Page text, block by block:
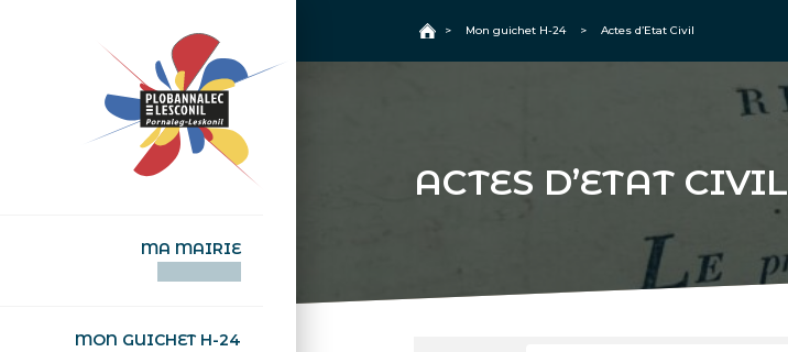
MA MAIRIE
MON GUICHET H-24
Accueil
> Mon guichet H-24 > Actes d’Etat Civil
ACTES D’ETAT CIVIL